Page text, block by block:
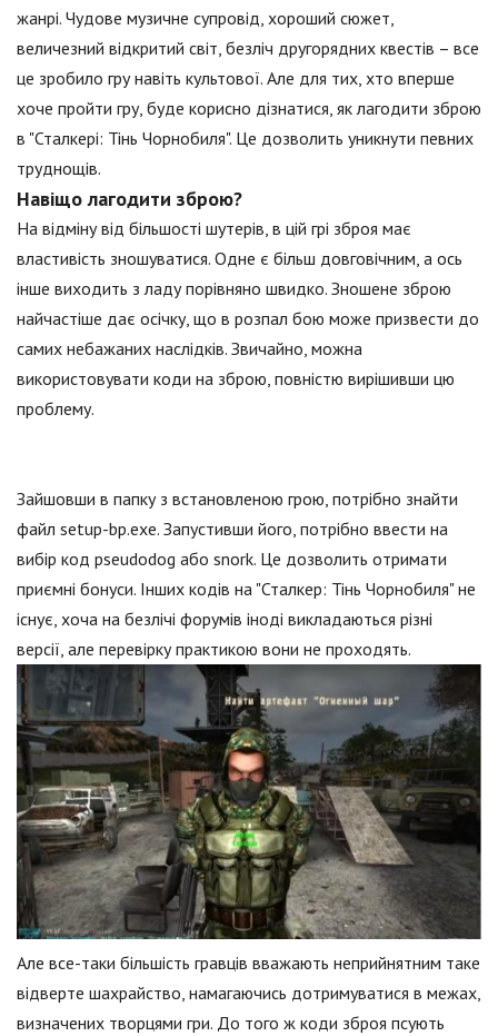
жанрі. Чудове музичне супровід, хороший сюжет,
величезний відкритий світ, безліч другорядних квестів – все
це зробило гру навіть культової. Але для тих, хто вперше
хоче пройти гру, буде корисно дізнатися, як лагодити зброю
в "Сталкері: Тінь Чорнобиля". Це дозволить уникнути певних
труднощів.
Навіщо лагодити зброю?
На відміну від більшості шутерів, в цій грі зброя має
властивість зношуватися. Одне є більш довговічним, а ось
інше виходить з ладу порівняно швидко. Зношене зброю
найчастіше дає осічку, що в розпал бою може призвести до
самих небажаних наслідків. Звичайно, можна
використовувати коди на зброю, повністю вирішивши цю
проблему.
Зайшовши в папку з встановленою грою, потрібно знайти
файл setup-bp.exe. Запустивши його, потрібно ввести на
вибір код pseudodog або snork. Це дозволить отримати
приємні бонуси. Інших кодів на "Сталкер: Тінь Чорнобиля" не
існує, хоча на безлічі форумів іноді викладаються різні
версії, але перевірку практикою вони не проходять.
Але все-таки більшість гравців вважають неприйнятним таке
відверте шахрайство, намагаючись дотримуватися в межах,
визначених творцями гри. До того ж коди зброя псують